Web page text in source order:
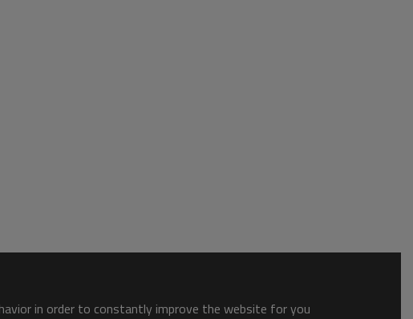
in order to constantly improve the website for you.